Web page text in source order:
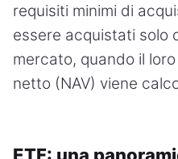
requisiti minimi di
essere acquistati solo
mercato, quando il
netto (NAV) viene
ETF: una